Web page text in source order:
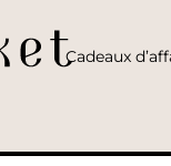
Cadeaux